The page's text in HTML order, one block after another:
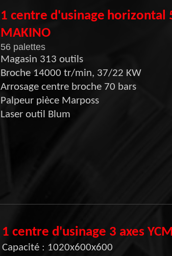
1 centre d'usinage horizontal
MAKINO
56 palettes
Magasin 313 outils
Broche 14000 tr/min, 37/22 KW
Arrosage centre broche 70 bars
Palpeur pièce Marposs
Laser outil Blum
1 centre d'usinage 3 axes
Capacité : 1020x600x600